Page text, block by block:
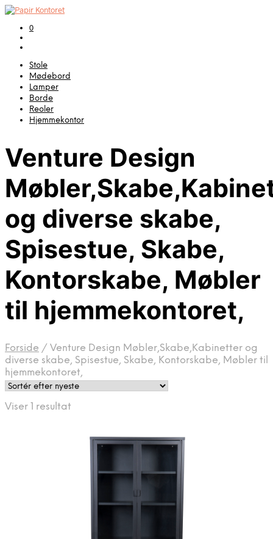
0
Stole
Mødebord
Lamper
Borde
Reoler
Hjemmekontor
Venture Design
og diverse skabe,
Spisestue, Skabe,
Kontorskabe, Møbler
til hjemmekontoret,
Forside / Venture Design Møbler,Skabe,Kabinetter og
diverse skabe, Spisestue, Skabe, Kontorskabe, Møbler til
hjemmekontoret,
Viser 1 resultat